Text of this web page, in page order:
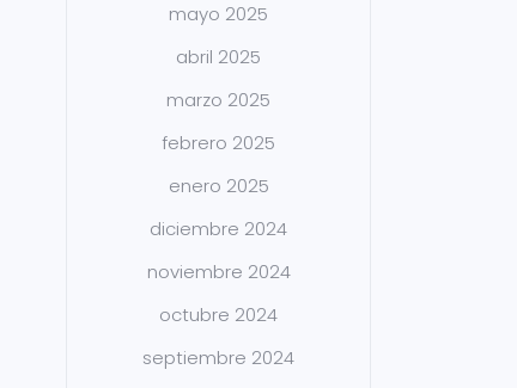
mayo 2025
abril 2025
marzo 2025
febrero 2025
enero 2025
diciembre 2024
noviembre 2024
octubre 2024
septiembre 2024